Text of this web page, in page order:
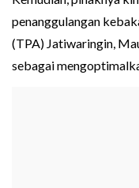
penanggulangan
(TPA) Jatiwaringin,
sebagai